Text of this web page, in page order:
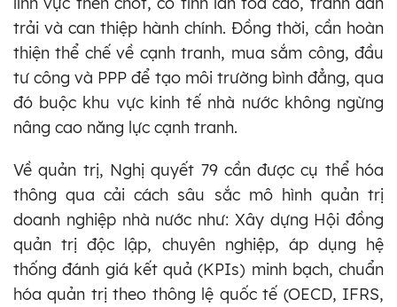
trải và can thiệp hành chính. Đồng thời, cần hoàn
thiện thể chế về cạnh tranh, mua sắm công, đầu
tư công và PPP để tạo môi trường bình đẳng, qua
đó buộc khu vực kinh tế nhà nước không ngừng
nâng cao năng lực cạnh tranh.
Về quản trị, Nghị quyết 79 cần được cụ thể hóa
thông qua cải cách sâu sắc mô hình quản trị
doanh nghiệp nhà nước như: Xây dựng Hội đồng
quản trị độc lập, chuyên nghiệp, áp dụng hệ
thống đánh giá kết quả (KPIs) minh bạch, chuẩn
hóa quản trị theo thông lệ quốc tế (OECD, IFRS,